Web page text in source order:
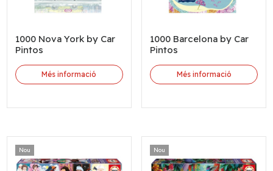
1000 Nova York by Car
Pintos
Més informació
1000 Barcelona by Car
Pintos
Més informació
Nou Nou